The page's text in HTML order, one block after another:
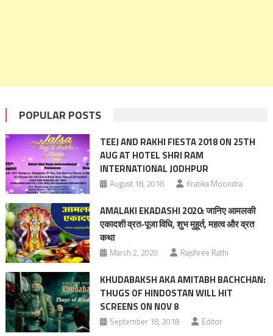
POPULAR POSTS
TEEJ AND RAKHI FIESTA 2018 ON 25TH
AUG AT HOTEL SHRI RAM
INTERNATIONAL JODHPUR
August 18, 2018 Kratika Moondra
AMALAKI EKADASHI 2020: जानिए आमलकी
एकादशी व्रत-पूजा विधि, शुभ मुहूर्त, महत्व और व्रत
कथा
March 2, 2020 Rajshree Rathi
KHUDABAKSH AKA AMITABH BACHCHAN:
THUGS OF HINDOSTAN WILL HIT
SCREENS ON NOV 8
September 18, 2018 Editor